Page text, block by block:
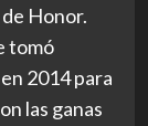
Honor.
tomó
2014 para
las ganas